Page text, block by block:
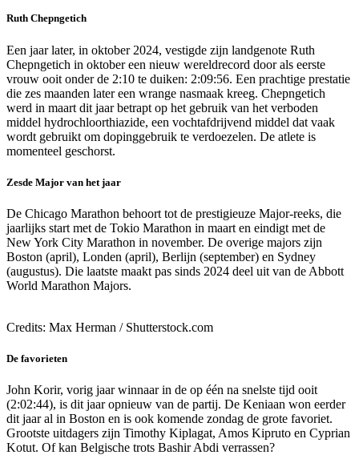
Ruth Chepngetich
Een jaar later, in oktober 2024, vestigde zijn landgenote Ruth
Chepngetich in oktober een nieuw wereldrecord door als eerste
vrouw ooit onder de 2:10 te duiken: 2:09:56. Een prachtige prestatie
die zes maanden later een wrange nasmaak kreeg. Chepngetich
werd in maart dit jaar betrapt op het gebruik van het verboden
middel hydrochloorthiazide, een vochtafdrijvend middel dat vaak
wordt gebruikt om dopinggebruik te verdoezelen. De atlete is
momenteel geschorst.
Zesde Major van het jaar
De Chicago Marathon behoort tot de prestigieuze Major-reeks, die
jaarlijks start met de Tokio Marathon in maart en eindigt met de
New York City Marathon in november. De overige majors zijn
Boston (april), Londen (april), Berlijn (september) en Sydney
(augustus). Die laatste maakt pas sinds 2024 deel uit van de Abbott
World Marathon Majors.
Credits: Max Herman / Shutterstock.com
De favorieten
John Korir, vorig jaar winnaar in de op één na snelste tijd ooit
(2:02:44), is dit jaar opnieuw van de partij. De Keniaan won eerder
dit jaar al in Boston en is ook komende zondag de grote favoriet.
Grootste uitdagers zijn Timothy Kiplagat, Amos Kipruto en Cyprian
Kotut. Of kan Belgische trots Bashir Abdi verrassen?